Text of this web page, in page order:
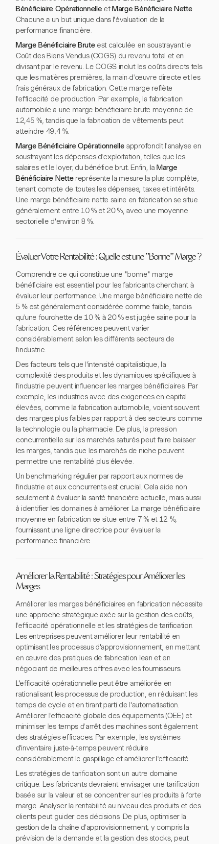
Bénéficiaire OpérationnelleetMarge Bénéficiaire Nette.
Chacune a un but unique dans l'évaluation de la
performance financière.
Marge Bénéficiaire Bruteest calculée en soustrayant le
Coût des Biens Vendus (COGS) du revenu total et en
divisant par le revenu. Le COGS inclut les coûts directs tels
que les matières premières, la main-d'œuvre directe et les
frais généraux de fabrication. Cette marge reflète
l'efficacité de production. Par exemple, la fabrication
automobile a une marge bénéficiaire brute moyenne de
12,45 %, tandis que la fabrication de vêtements peut
atteindre 49,4 %.
Marge Bénéficiaire Opérationnelleapprofondit l'analyse en
soustrayant les dépenses d'exploitation, telles que les
salaires et le loyer, du bénéfice brut. Enfin, la Marge
Bénéficiaire Nettereprésente la mesure la plus complète,
tenant compte de toutes les dépenses, taxes et intérêts.
Une marge bénéficiaire nette saine en fabrication se situe
généralement entre 10 % et 20 %, avec une moyenne
sectorielle d'environ 8 %.
Évaluer Votre Rentabilité : Quelle est une "Bonne" Marge ?
Comprendre ce qui constitue une "bonne" marge
bénéficiaire est essentiel pour les fabricants cherchant à
évaluer leur performance. Une marge bénéficiaire nette de
5 % est généralement considérée comme faible, tandis
qu'une fourchette de 10 % à 20 % est jugée saine pour la
fabrication. Ces références peuvent varier
considérablement selon les différents secteurs de
l'industrie.
Des facteurs tels que l'intensité capitalistique, la
complexité des produits et les dynamiques spécifiques à
l'industrie peuvent influencer les marges bénéficiaires. Par
exemple, les industries avec des exigences en capital
élevées, comme la fabrication automobile, voient souvent
des marges plus faibles par rapport à des secteurs comme
la technologie ou la pharmacie. De plus, la pression
concurrentielle sur les marchés saturés peut faire baisser
les marges, tandis que les marchés de niche peuvent
permettre une rentabilité plus élevée.
Un benchmarking régulier par rapport aux normes de
l'industrie et aux concurrents est crucial. Cela aide non
seulement à évaluer la santé financière actuelle, mais aussi
à identifier les domaines à améliorer. La marge bénéficiaire
moyenne en fabrication se situe entre 7 % et 12 %,
fournissant une ligne directrice pour évaluer la
performance financière.
Améliorer la Rentabilité : Stratégies pour Améliorer les
Marges
Améliorer les marges bénéficiaires en fabrication nécessite
une approche stratégique axée sur la gestion des coûts,
l'efficacité opérationnelle et les stratégies de tarification.
Les entreprises peuvent améliorer leur rentabilité en
optimisant les processus d'approvisionnement, en mettant
en œuvre des pratiques de fabrication lean et en
négociant de meilleures offres avec les fournisseurs.
L'efficacité opérationnelle peut être améliorée en
rationalisant les processus de production, en réduisant les
temps de cycle et en tirant parti de l'automatisation.
Améliorer l'efficacité globale des équipements (OEE) et
minimiser les temps d'arrêt des machines sont également
des stratégies efficaces. Par exemple, les systèmes
d'inventaire juste-à-temps peuvent réduire
considérablement le gaspillage et améliorer l'efficacité.
Les stratégies de tarification sont un autre domaine
critique. Les fabricants devraient envisager une tarification
basée sur la valeur et se concentrer sur les produits à forte
marge. Analyser la rentabilité au niveau des produits et des
clients peut guider ces décisions. De plus, optimiser la
gestion de la chaîne d'approvisionnement, y compris la
prévision de la demande et la gestion des stocks, peut